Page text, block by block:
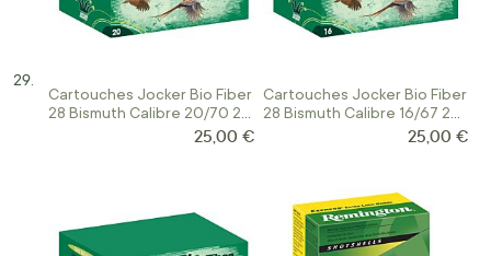
Cartouches Jocker Bio Fiber
28 Bismuth Calibre 20/70 28
25,00 €
Cartouches Jocker Bio Fiber
28 Bismuth Calibre 16/67 28
25,00 €